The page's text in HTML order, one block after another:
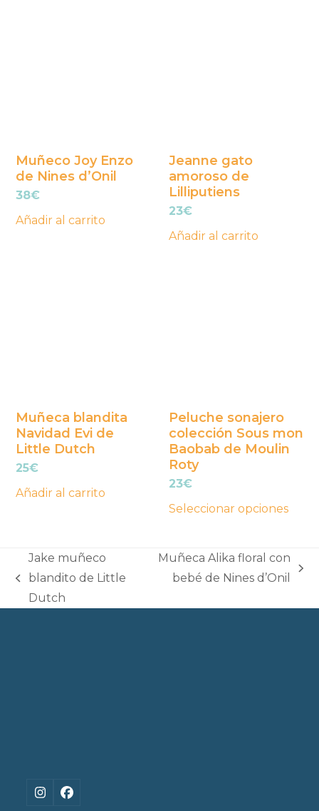
Muñeco Joy Enzo
de Nines d’Onil
38€
Añadir al carrito
Jeanne gato
amoroso de
Lilliputiens
23€
Añadir al carrito
Muñeca blandita
Navidad Evi de
Little Dutch
25€
Añadir al carrito
Peluche sonajero
colección Sous mon
Baobab de Moulin
Roty
23€
Seleccionar opciones
se
pueden
elegir
en
página
producto
previous
post:
Jake muñeco
blandito de Little
Dutch
next
Muñeca Alika floral con
bebé de Nines d’Onil
Instagram
Facebook